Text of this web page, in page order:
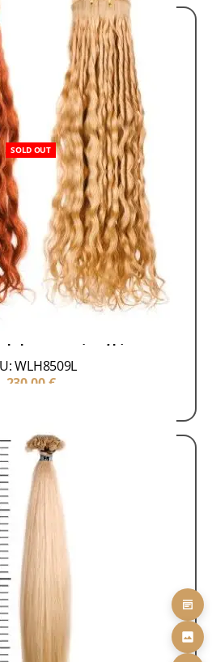
SOLD OUT
Remy
Τρέσες 100% Remy
WLH8509L
230,00€